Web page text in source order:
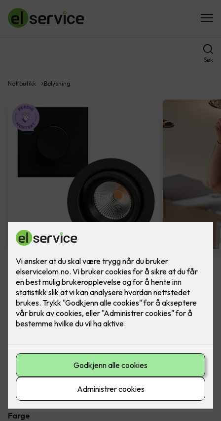
Søk
Nettbutikk Belysning
4 stk sorte LED downlights
rehab inkl. LED dimmer
Ferdig montert - Junistar ECO 2700 m/ LED
Flott LED downlight med 42 graders spredning og 30
graders vipp i to retninger til innendørs bruke, inkl. LED
dimmer. Inkludert montering.
Farge